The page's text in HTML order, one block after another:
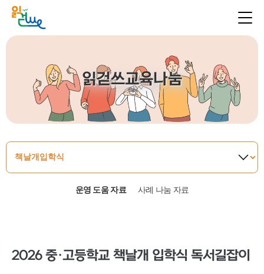
읽걷쓰교육나눔
운영 도움 자료 사례 나눔 자료
2026 중·고등학교 책날개 입학식 독서길잡이